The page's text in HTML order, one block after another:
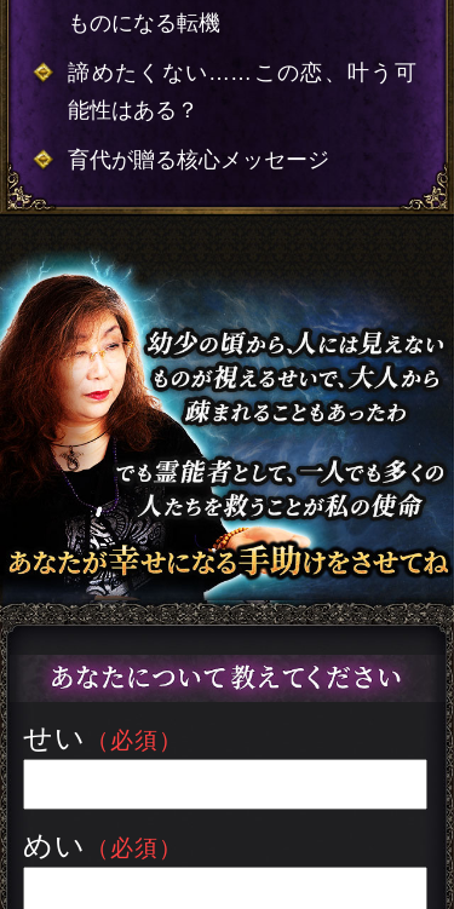
ものになる転機
諦めたくない……この恋、叶う可
能性はある？
育代が贈る核心メッセージ
せい （必須）
めい （必須）